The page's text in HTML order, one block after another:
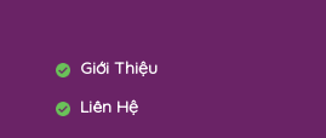
Giới Thiệu
Liên Hệ